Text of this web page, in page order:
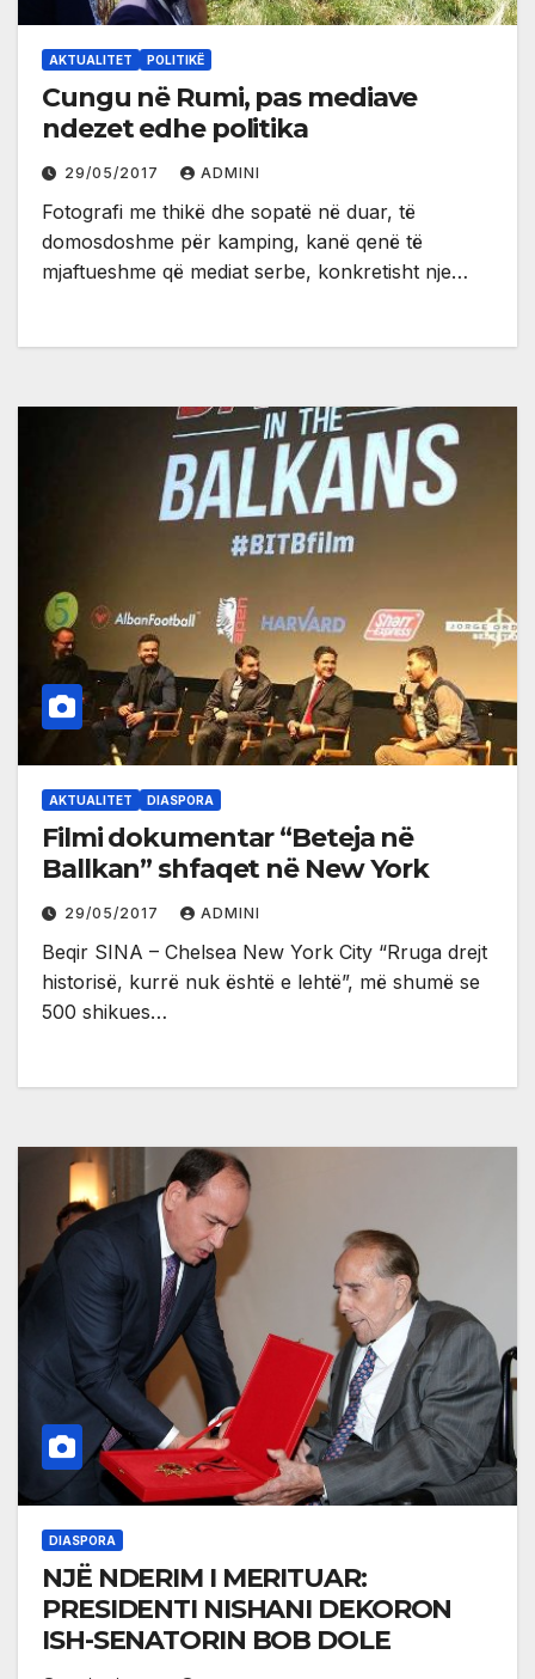
AKTUALITET POLITIKË
Cungu në Rumi, pas mediave
ndezet edhe politika
29/05/2017 ADMINI
Fotografi me thikë dhe sopatë në duar, të
domosdoshme për kamping, kanë qenë të
mjaftueshme që mediat serbe, konkretisht nje…
AKTUALITET DIASPORA
Filmi dokumentar “Beteja në
Ballkan” shfaqet në New York
29/05/2017 ADMINI
Beqir SINA – Chelsea New York City “Rruga drejt
historisë, kurrë nuk është e lehtë”, më shumë se
500 shikues…
DIASPORA
NJË NDERIM I MERITUAR:
PRESIDENTI NISHANI DEKORON
ISH-SENATORIN BOB DOLE